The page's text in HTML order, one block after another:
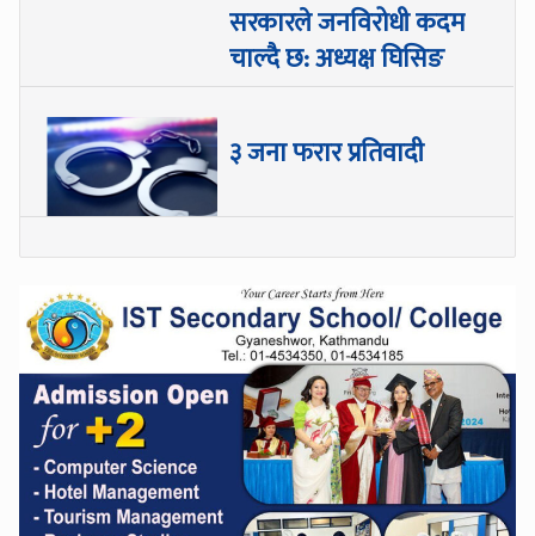
सरकारले जनविरोधी कदम
चाल्दै छ: अध्यक्ष घिसिङ
३ जना फरार प्रतिवादी